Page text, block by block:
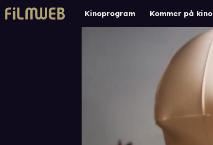
Kinoprogram Kommer på kino